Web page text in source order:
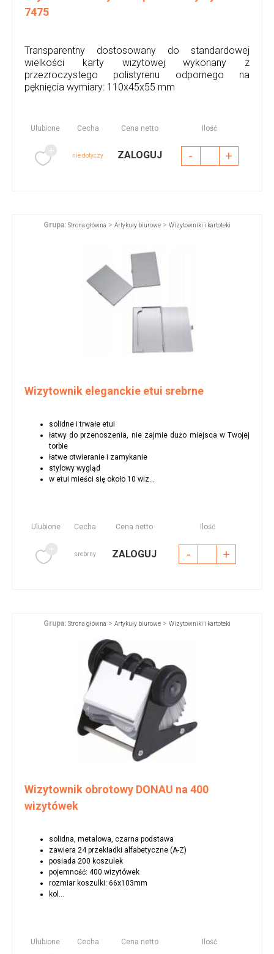
7475
Transparentny dostosowany do standardowej
wielkości karty wizytowej wykonany z
przezroczystego polistyrenu odpornego na
pęknięcia wymiary: 110x45x55 mm
Ulubione Cecha Cena netto Ilość
nie dotyczy ZALOGUJ - +
Grupa: Strona główna > Artykuły biurowe > Wizytowniki i kartoteki
Wizytownik eleganckie etui srebrne
solidne i trwałe etui
łatwy do przenoszenia, nie zajmie dużo miejsca w Twojej
torbie
łatwe otwieranie i zamykanie
stylowy wygląd
w etui mieści się około 10 wiz...
Ulubione Cecha Cena netto Ilość
srebrny ZALOGUJ - +
Grupa: Strona główna > Artykuły biurowe > Wizytowniki i kartoteki
Wizytownik obrotowy DONAU na 400
wizytówek
solidna, metalowa, czarna podstawa
zawiera 24 przekładki alfabetyczne (A-Z)
posiada 200 koszulek
pojemność: 400 wizytówek
rozmiar koszulki: 66x103mm
kol...
Ulubione Cecha Cena netto Ilość